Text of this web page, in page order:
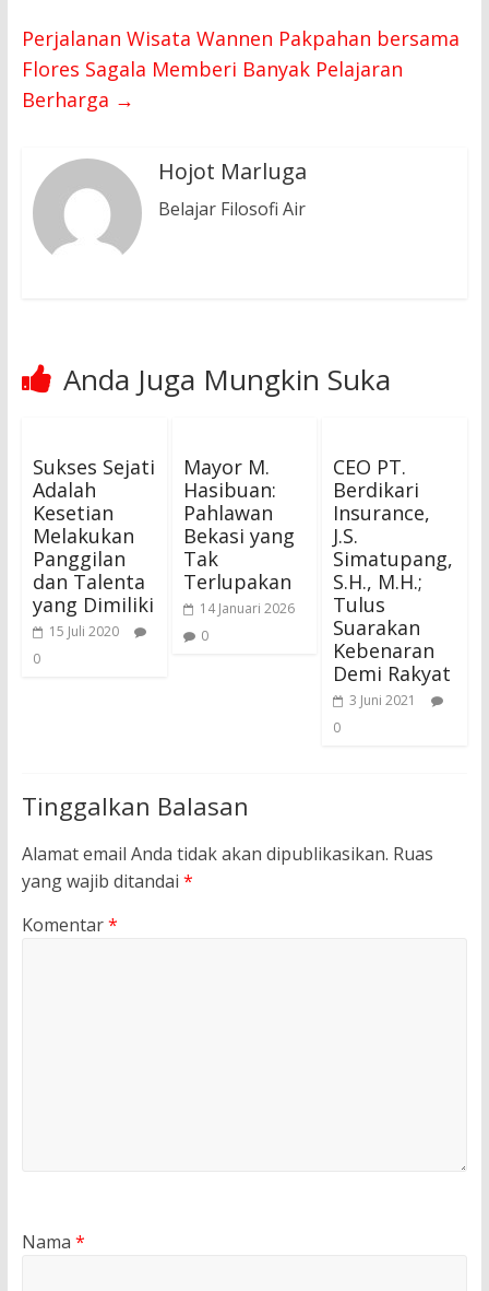
Perjalanan Wisata Wannen Pakpahan bersama
Flores Sagala Memberi Banyak Pelajaran
Berharga →
Hojot Marluga
Belajar Filosofi Air
Anda Juga Mungkin Suka
Sukses Sejati
Adalah
Kesetian
Melakukan
Panggilan
dan Talenta
yang Dimiliki
15 Juli 2020
0
Mayor M.
Hasibuan:
Pahlawan
Bekasi yang
Tak
Terlupakan
14 Januari 2026
0
CEO PT.
Berdikari
Insurance,
J.S.
Simatupang,
S.H., M.H.;
Tulus
Suarakan
Kebenaran
Demi Rakyat
3 Juni 2021
0
Tinggalkan Balasan
Alamat email Anda tidak akan dipublikasikan. Ruas
yang wajib ditandai *
Komentar*
Nama *